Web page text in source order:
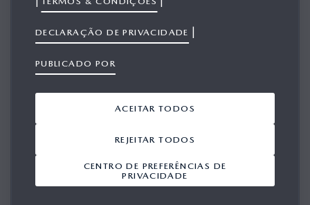
Mostrar 1-7 a partir de 7
ADICIONAR TUDO A PARTIR DO VIEWPORT
DECLARAÇÃO DE PRIVACIDADE |
PUBLICADO POR
CENTRO DE PREFERÊNCIAS DE
PRIVACIDADE
REJEITAR TODOS
ACEITAR TODOS